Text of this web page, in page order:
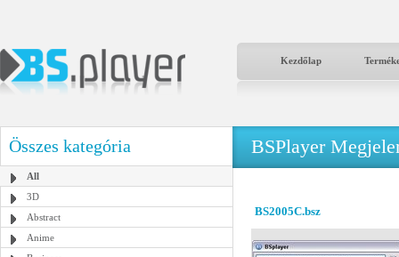
Kezdőlap
Összes kategória
All
3D
Abstract
Anime
BSPlayer
BS2005C.bsz